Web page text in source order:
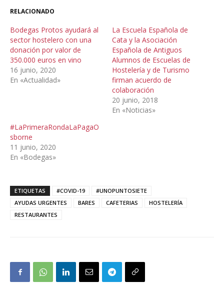
RELACIONADO
Bodegas Protos ayudará al
sector hostelero con una
donación por valor de
350.000 euros en vino
16 junio, 2020
En «Actualidad»
La Escuela Española de
Cata y la Asociación
Española de Antiguos
Alumnos de Escuelas de
Hostelería y de Turismo
firman acuerdo de
colaboración
20 junio, 2018
En «Noticias»
#LaPrimeraRondaLaPagaO
sborne
11 junio, 2020
En «Bodegas»
ETIQUETAS #COVID-19
#UNOPUNTOSIETE
AYUDAS URGENTES
BARES CAFETERIAS
HOSTELERÍA
RESTAURANTES